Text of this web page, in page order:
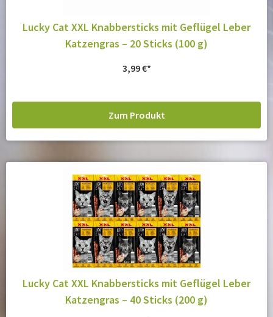
Lucky Cat XXL Knabbersticks mit Geflügel Leber
Katzengras – 20 Sticks (100 g)
3,99€
Zum Produkt
Lucky Cat XXL Knabbersticks mit Geflügel Leber
Katzengras – 40 Sticks (200 g)